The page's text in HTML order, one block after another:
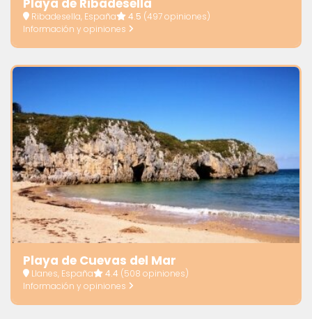
Playa de Ribadesella
Ribadesella, España 4.5 (497 opiniones)
Información y opiniones
Playa de Cuevas del Mar
Llanes, España 4.4 (508 opiniones)
Información y opiniones